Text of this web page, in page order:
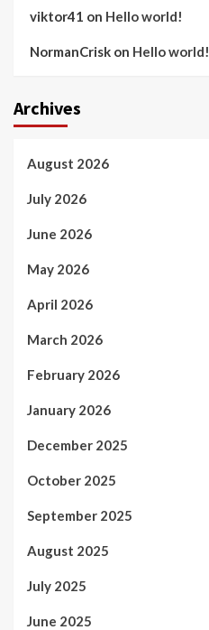
viktor41 on Hello world!
NormanCrisk on Hello world!
Archives
August 2026
July 2026
June 2026
May 2026
April 2026
March 2026
February 2026
January 2026
December 2025
October 2025
September 2025
August 2025
July 2025
June 2025